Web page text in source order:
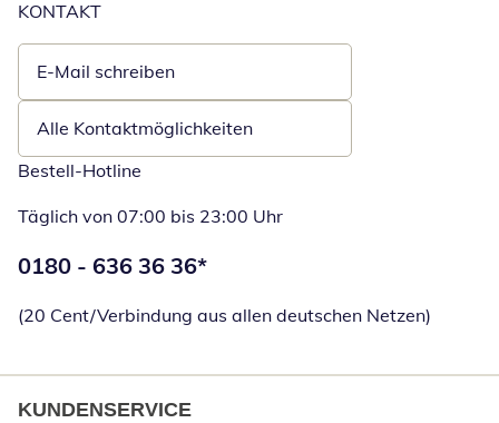
KONTAKT
E-Mail schreiben
Öffnet E-Mail-Client
Alle Kontaktmöglichkeiten
Bestell-Hotline
Täglich von 07:00 bis 23:00 Uhr
Telefonnummer:
0180 - 636 36 36*
(20 Cent/Verbindung aus allen deutschen Netzen)
KUNDENSERVICE